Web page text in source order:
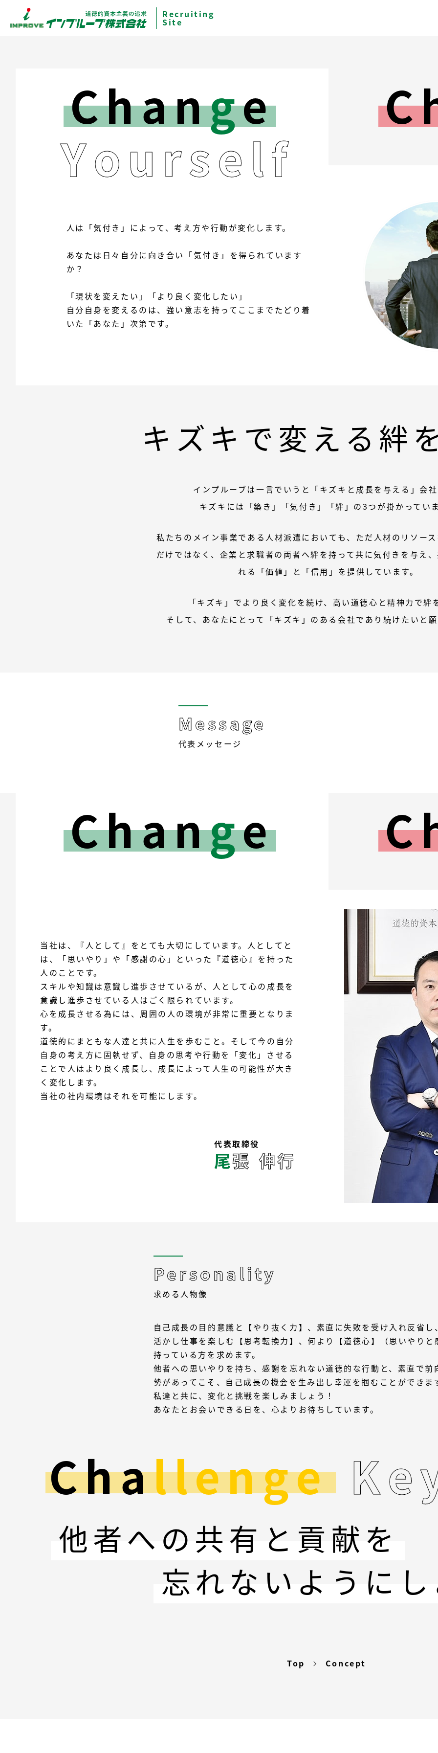
Recruiting
Site
Change
You rself
人は「気付き」によって、考え方や行動が変化します。
あなたは日々自分に向き合い「気付き」を得られています
か？
「現状を変えたい」「より良く変化したい」
自分自身を変えるのは、強い意志を持ってここまでたどり着
いた「あなた」次第です。
キズキで変える絆
インプルーブは一言でいうと「キズキと成長を与える」会
キズキには「築き」「気付き」「絆」の3つが掛かってい
私たちのメイン事業である人材派遣においても、ただ人材のリソー
だけではなく、企業と求職者の両者へ絆を持って共に気付きを与え
れる「価値」と「信用」を提供しています。
「キズキ」でより良く変化を続け、高い道徳心と精神力で絆
そして、あなたにとって「キズキ」のある会社であり続けたいと
Message
代表メッセージ
Change
当社は、『人として』をとても大切にしています。人としてと
は、「思いやり」や「感謝の心」といった『道徳心』を持った
人のことです。
スキルや知識は意識し進歩させているが、人として心の成長を
意識し進歩させている人はごく限られています。
心を成長させる為には、周囲の人の環境が非常に重要となりま
す。
道徳的にまともな人達と共に人生を歩むこと。そして今の自分
自身の考え方に固執せず、自身の思考や行動を「変化」させる
ことで人はより良く成長し、成長によって人生の可能性が大き
く変化します。
当社の社内環境はそれを可能にします。
代表取締役
尾張 伸行
Personality
求める人物像
自己成長の目的意識と【やり抜く力】、素直に失敗を受け入れ反省し
活かし仕事を楽しむ【思考転換力】、何より【道徳心】（思いやりと
持っている方を求めます。
他者への思いやりを持ち、感謝を忘れない道徳的な行動と、素直で前
勢があってこそ、自己成長の機会を生み出し幸運を掴むことができま
私達と共に、変化と挑戦を楽しみましょう！
あなたとお会いできる日を、心よりお待ちしています。
Challenge Ke
他者への共有と貢献を
忘れないように
Top Concept